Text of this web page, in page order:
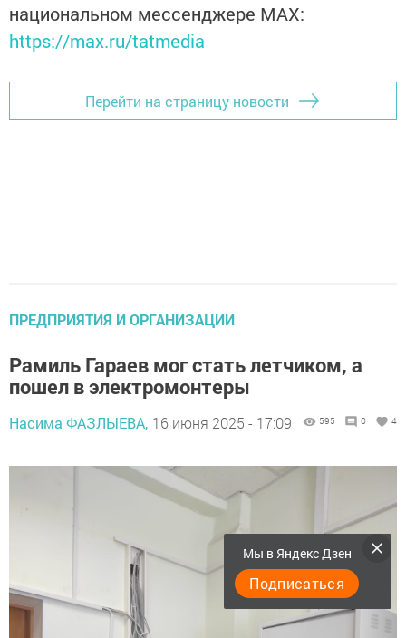
национальном мессенджере MАХ:
https://max.ru/tatmedia
Перейти на страницу новости
ПРЕДПРИЯТИЯ И ОРГАНИЗАЦИИ
Рамиль Гараев мог стать летчиком, а
пошел в электромонтеры
Насима ФАЗЛЫЕВА, 16 июня 2025 - 17:09 595 0 4
Мы в Яндекс Дзен
Подписаться